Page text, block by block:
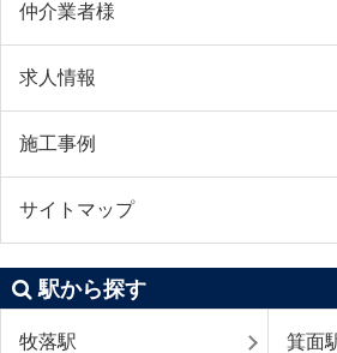
仲介業者様
求人情報
施工事例
サイトマップ
駅から探す
牧落駅 箕面